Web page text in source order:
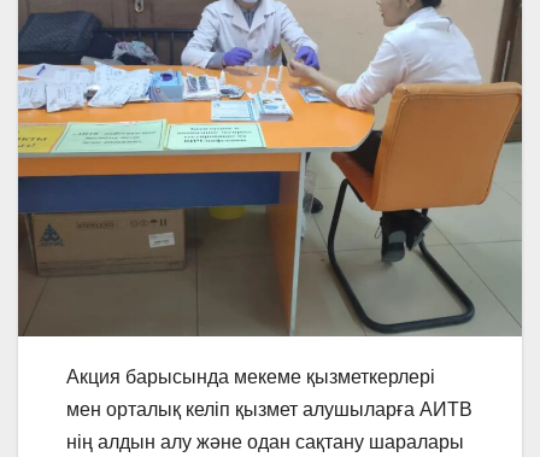
Акция барысында мекеме қызметкерлері
мен орталық келіп қызмет алушыларға АИТВ
нің алдын алу және одан сақтану шаралары